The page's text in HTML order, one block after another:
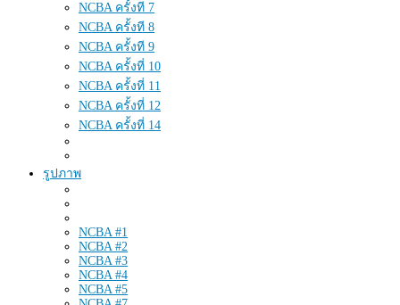
NCBA ครั้งที 7
NCBA ครั้งที 8
NCBA ครั้งที 9
NCBA ครั้งที่ 10
NCBA ครั้งที่ 11
NCBA ครั้งที่ 12
NCBA ครั้งที่ 14
รูปภาพ
NCBA #1
NCBA #2
NCBA #3
NCBA #4
NCBA #5